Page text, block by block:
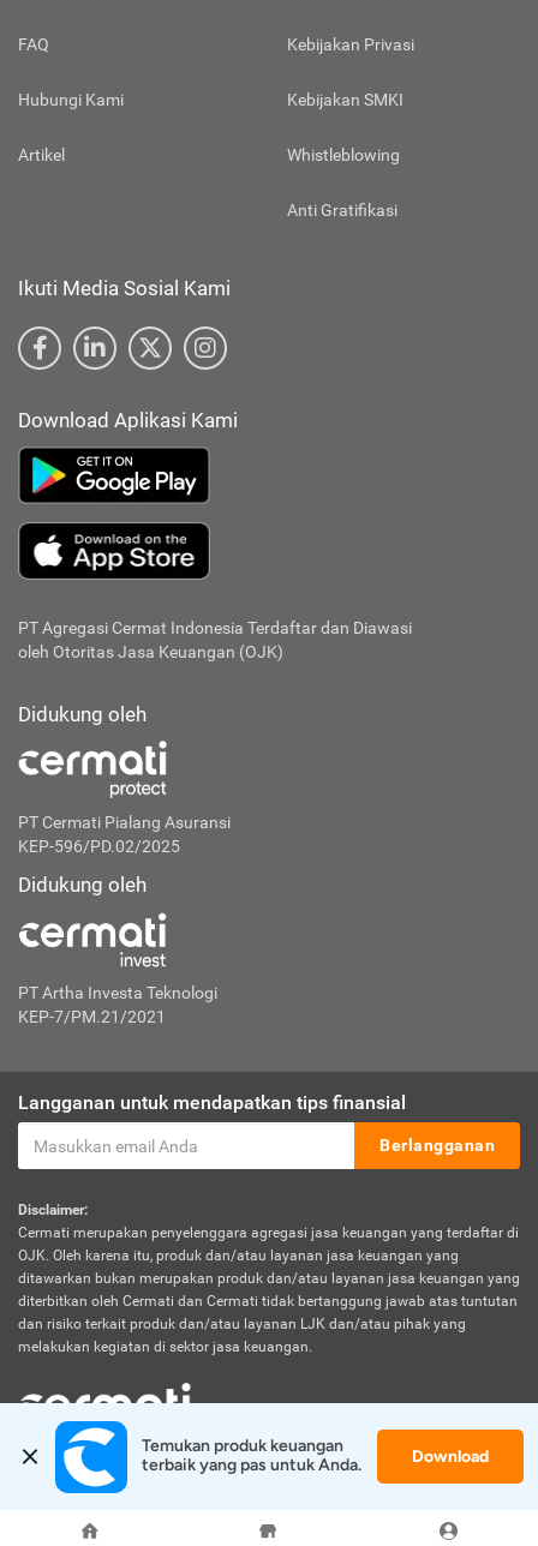
FAQ
Hubungi Kami
Artikel
Kebijakan Privasi
Kebijakan SMKI
Whistleblowing
Anti Gratifikasi
Ikuti Media Sosial Kami
Download Aplikasi Kami
PT Agregasi Cermat Indonesia Terdaftar dan Diawasi
oleh Otoritas Jasa Keuangan (OJK)
Didukung oleh
PT Cermati Pialang Asuransi
KEP-596/PD.02/2025
Didukung oleh
PT Artha Investa Teknologi
KEP-7/PM.21/2021
Langganan untuk mendapatkan tips finansial
Berlangganan
Disclaimer:
Cermati merupakan penyelenggara agregasi jasa keuangan yang terdaftar di
OJK. Oleh karena itu, produk dan/atau layanan jasa keuangan yang
ditawarkan bukan merupakan produk dan/atau layanan jasa keuangan yang
diterbitkan oleh Cermati dan Cermati tidak bertanggung jawab atas tuntutan
dan risiko terkait produk dan/atau layanan LJK dan/atau pihak yang
melakukan kegiatan di sektor jasa keuangan.
© 2026 Cermati. All Rights Reserved.
Temukan produk keuangan
terbaik yang pas untuk Anda.
Download